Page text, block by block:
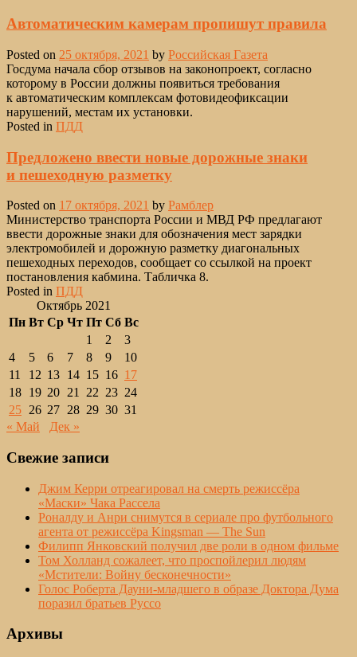
Автоматическим камерам пропишут правила
Posted on 25 октября, 2021 by Российская Газета
Госдума начала сбор отзывов на законопроект, согласно
которому в России должны появиться требования
к автоматическим комплексам фотовидеофиксации
нарушений, местам их установки.
Posted in ПДД
Предложено ввести новые дорожные знаки
и пешеходную разметку
Posted on 17 октября, 2021 by Рамблер
Министерство транспорта России и МВД РФ предлагают
ввести дорожные знаки для обозначения мест зарядки
электромобилей и дорожную разметку диагональных
пешеходных переходов, сообщает со ссылкой на проект
постановления кабмина. Табличка 8.
Posted in ПДД
Октябрь 2021
Пн Вт Ср Чт Пт Сб Вс
1
2
3
4
5 6 7 8 9
10
11
12 13 14 15 16 17
18 19 20 21 22 23 24
25 26 27 28 29 30 31
« Май
Дек »
Свежие записи
Джим Керри отреагировал на смерть режиссёра
«Маски» Чака Рассела
Роналду и Анри снимутся в сериале про футбольного
агента от режиссёра Kingsman — The Sun
Филипп Янковский получил две роли в одном фильме
Том Холланд сожалеет, что проспойлерил людям
«Мстители: Войну бесконечности»
Голос Роберта Дауни-младшего в образе Доктора Дума
поразил братьев Руссо
Архивы